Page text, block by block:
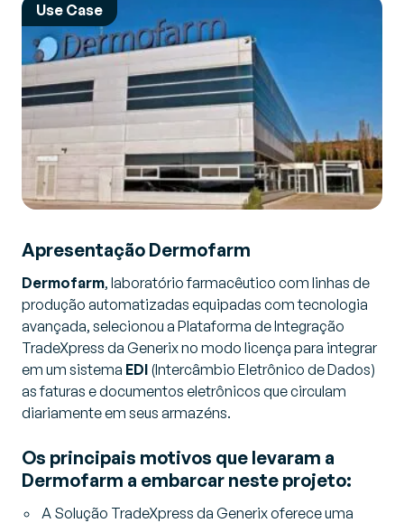
Use Case
Apresentação Dermofarm
Dermofarm, laboratório farmacêutico com linhas de
produção automatizadas equipadas com tecnologia
avançada, selecionou a Plataforma de Integração
TradeXpress da Generix no modo licença para integrar
em um sistema EDI (Intercâmbio Eletrônico de Dados)
as faturas e documentos eletrônicos que circulam
diariamente em seus armazéns.
Os principais motivos que levaram a
Dermofarm a embarcar neste projeto:
A Solução TradeXpress da Generix oferece uma